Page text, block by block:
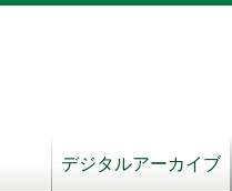
デジタルアーカイブ